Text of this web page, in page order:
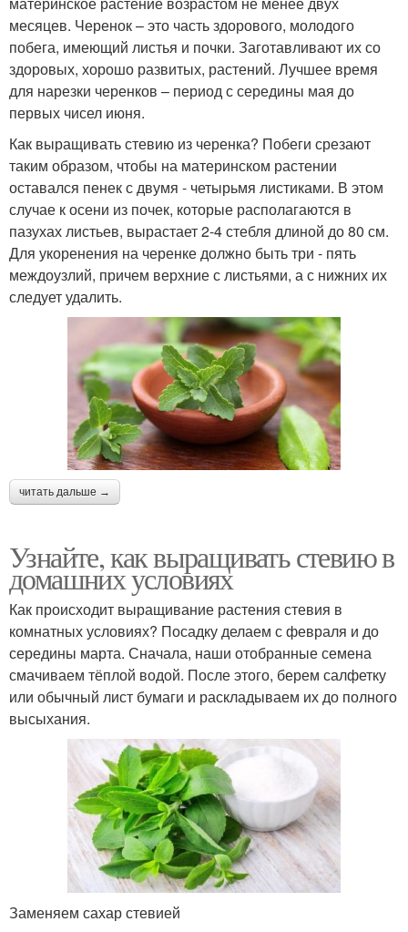
месяцев. Черенок – это часть здорового, молодого
побега, имеющий листья и почки. Заготавливают их со
здоровых, хорошо развитых, растений. Лучшее время
для нарезки черенков – период с середины мая до
первых чисел июня.
Как выращивать стевию из черенка? Побеги срезают
таким образом, чтобы на материнском растении
оставался пенек с двумя - четырьмя листиками. В этом
случае к осени из почек, которые располагаются в
пазухах листьев, вырастает 2-4 стебля длиной до 80 см.
Для укоренения на черенке должно быть три - пять
междоузлий, причем верхние с листьями, а с нижних их
следует удалить.
читать дальше →
Узнайте, как выращивать стевию в
домашних условиях
Как происходит выращивание растения стевия в
комнатных условиях? Посадку делаем с февраля и до
середины марта. Сначала, наши отобранные семена
смачиваем тёплой водой. После этого, берем салфетку
или обычный лист бумаги и раскладываем их до полного
высыхания.
Заменяем сахар стевией